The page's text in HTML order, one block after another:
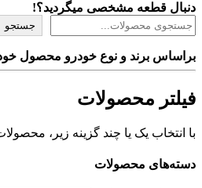
دنبال قطعه مشخصی میگردید؟!
جستجو
براساس برند و نوع خودرو محصول خود
فیلتر محصولات
با انتخاب یک یا چند گزینه زیر،
دسته‌های محصولات